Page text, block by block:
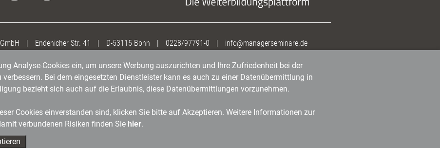
| Endenicher Str. 41 | D-53115 Bonn | 0228/97791-0 | info@managerseminare.de
Analyse-Cookies ein, um unsere Werbung auszurichten und Ihre Zufriedenheit bei der
verbessern. Bei dem eingesetzten Dienstleister kann es auch zu einer Datenübermittlung in
bezieht sich auch auf die Erlaubnis, diese Datenübermittlungen vorzunehmen.
Cookies einverstanden sind, klicken Sie bitte auf Akzeptieren. Weitere Informationen zur
verbundenen Risiken finden Sie hier.